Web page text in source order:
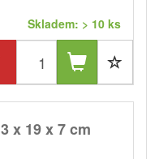
Skladem: > 10 ks
x 19 x 7 cm